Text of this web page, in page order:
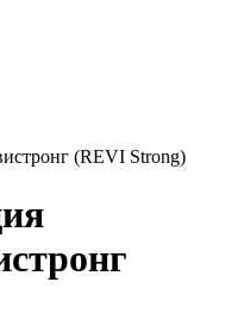
(REVI Strong)